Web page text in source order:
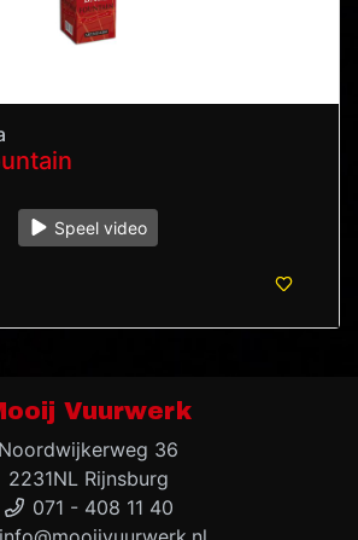
Speel video
Vuurwerk
Noordwijkerweg 36
2231NL Rijnsburg
071 - 408 11 40